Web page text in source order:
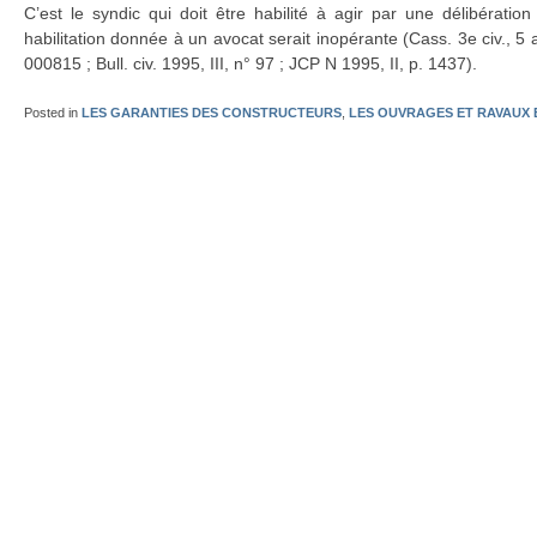
C’est le syndic qui doit être habilité à agir par une délibération
habilitation donnée à un avocat serait inopérante (Cass. 3e civ., 5
000815 ; Bull. civ. 1995, III, n° 97 ; JCP N 1995, II, p. 1437).
Posted in LES GARANTIES DES CONSTRUCTEURS LES OUVRAGES ET